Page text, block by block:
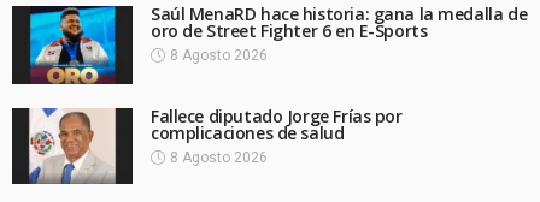
Saúl MenaRD hace historia: gana la medalla de
oro de Street Fighter 6 en E-Sports
8 Agosto 2026
Fallece diputado Jorge Frías por
complicaciones de salud
8 Agosto 2026